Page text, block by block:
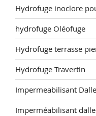
Hydrofuge inoclore
hydrofuge Oléofuge
Hydrofuge terrasse
Hydrofuge Travertin
Impermeabilisant Dalle
Imperméabilisant